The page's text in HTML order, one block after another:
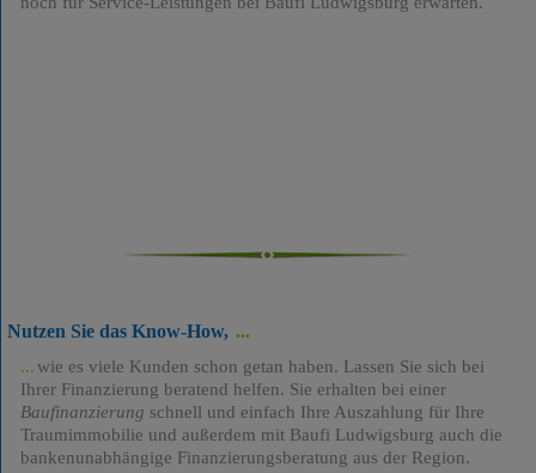
Nutzen Sie das Know-How,
wie es viele Kunden schon getan haben. Lassen Sie sich bei
Ihrer Finanzierung beratend helfen. Sie erhalten bei einer
Baufinanzierung schnell und einfach Ihre Auszahlung für Ihre
Traumimmobilie und außerdem mit Baufi Ludwigsburg auch die
bankenunabhängige Finanzierungsberatung aus der Region.